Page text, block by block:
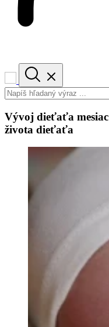
Vývoj dieťaťa
života dieťaťa